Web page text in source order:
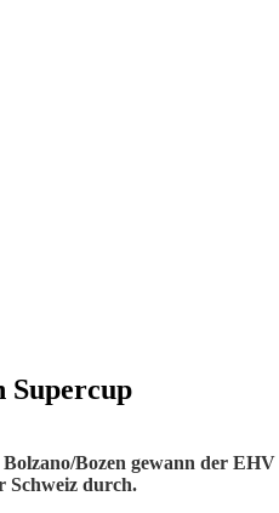
Supercup
Bozen gewann der
Schweiz durch.